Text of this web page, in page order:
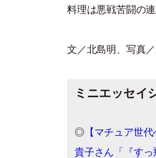
料理は悪戦苦闘の
文／北島明、写真
ミニエッセイ
◎ 【マチュア世
貴子さん「『すっ